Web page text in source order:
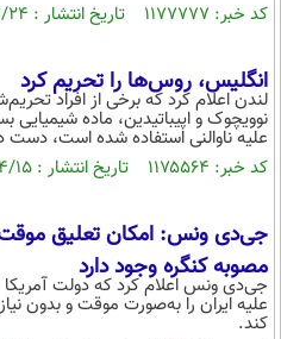
حوادث
یک برش
سفر و
بین
سیاست
فرهنگ
علمی
اخبار
باشگاه
فیلم
اقتصادعصر
کد خبر: ۱۱۷۷۷۷۷ تاریخ انتشار : ۱۴۰۵/۰۴/۲۴
انگلیس، روس‌ها را تحریم کرد
لندن اعلام کرد که برخی از افراد
نوویچوک و اپیباتیدین، ماده
علیه ناوالنی استفاده شده است، دست
کد خبر: ۱۱۷۵۵۶۴ تاریخ انتشار : ۱۴۰۵/۰۴/۱۵
جی‌دی ونس: امکان تعلیق موقت
مصوبه کنگره وجود دارد
جی‌دی ونس اعلام کرد که دولت آمریکا
علیه ایران را به‌صورت موقت و بدون
کند.